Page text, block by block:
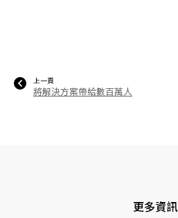
上一頁
將解決方案帶給數百萬人
更多資訊